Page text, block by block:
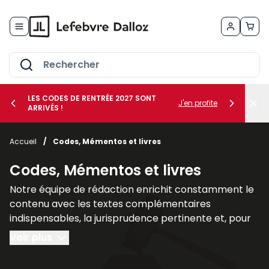
le sous-menu Vos métiers
le sous-menu Vos besoins
LES CODES DE RENTRÉE 2027 SONT
ARRIVÉS !
J'en profite
Accueil / Codes, Mémentos et livres
Codes, Mémentos et livres
Notre équipe de rédaction enrichit constamment le
contenu avec les textes complémentaires
indispensables, la jurisprudence pertinente et, pour
un nombre croissant de titres, des commentaires
explicatifs.